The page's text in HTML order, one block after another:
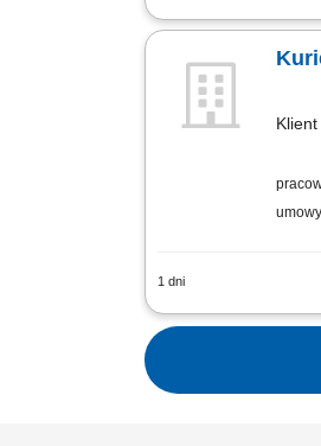
Twój
1 dni
odbiór